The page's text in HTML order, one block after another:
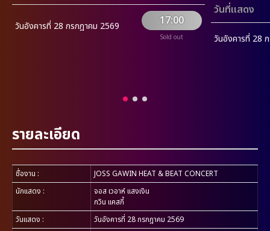
วันอังคารที่ 28 กรกฎาคม 2569 17:00
Sold out
วันที่แสดง
วันอังคารที่ 28
รายละเอียด
ชื่องาน :
JOSS GAWIN HEAT & BEAT CONCERT
นักแสดง :
จอส เวอาห์ แสงเงิน
กวิน แคสกี้
วันแสดง :
วันอังคารที่ 28 กรกฎาคม 2569